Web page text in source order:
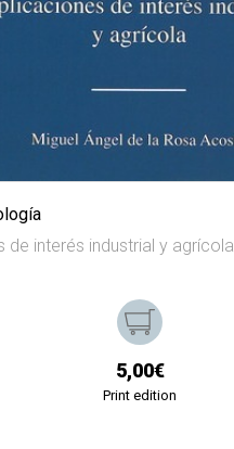
de interés industrial y agrícola
5,00€
Print edition